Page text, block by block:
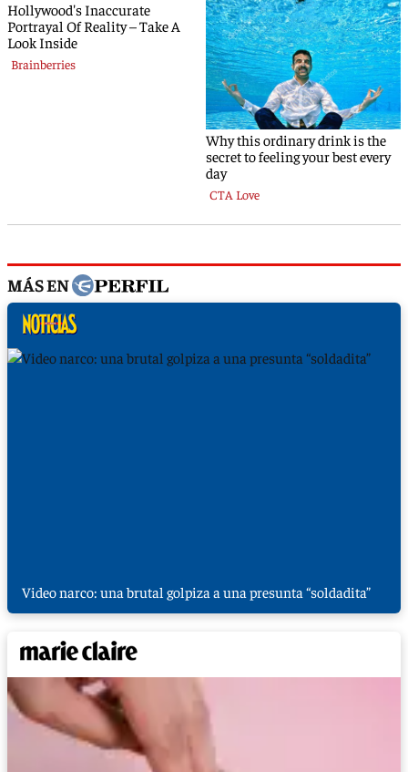
MÁS EN
Video narco: una brutal golpiza a una presunta “soldadita”